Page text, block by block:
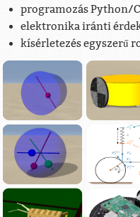
programozás Python/
elektronika iránti
kísérletezés egyszerű